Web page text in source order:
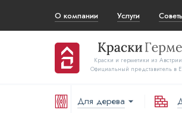
О компании Услуги
Краски и герметики из
Официальный представитель в
Для дерева